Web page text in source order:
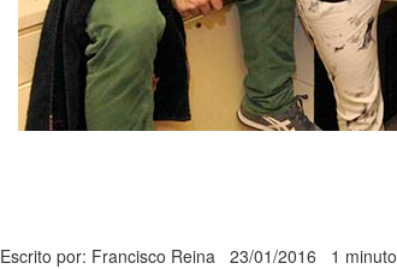
Escrito por: Francisco Reina 23/01/2016 1 minuto